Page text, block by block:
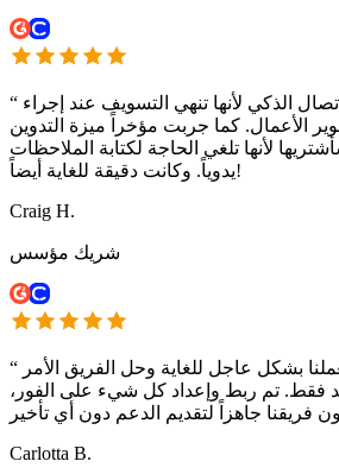
“ الذكي لأنها تنهي التسويف عند إجراء
الأعمال. كما جربت مؤخراً ميزة التدوين
لأنها تلغي الحاجة لكتابة الملاحظات
يدوياً. وكانت دقيقة للغاية أيضاً!
Craig H.
شريك مؤسس
“ بشكل عاجل للغاية وحل الفريق الأمر
فقط. تم ربط وإعداد كل شيء على الفور،
Carlotta B.